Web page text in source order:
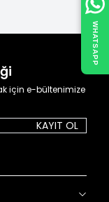
için e-bültenimize
KAYIT OL
WHATSAPP